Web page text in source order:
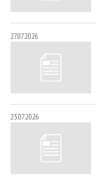
27.07.2026
23.07.2026